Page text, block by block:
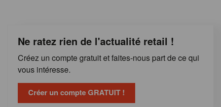
Ne ratez rien de l'actualité retail !
Créez un compte gratuit et faites-nous part de ce qui
vous intéresse.
Créer un compte GRATUIT !